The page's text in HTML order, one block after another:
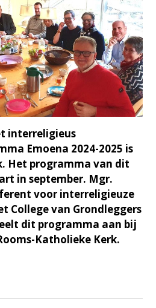
interreligieus
Emoena 2024-2025 is
Het programma van dit
in september. Mgr.
voor interreligieuze
College van Grondleggers
dit programma aan bij
Katholieke Kerk.